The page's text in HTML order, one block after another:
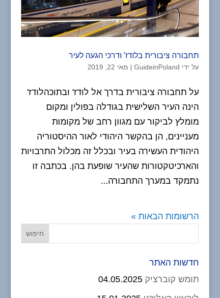
תחבורה ציבורית בלודז' ודרכי הגעה לעיר
על ידי GuideinPoland
| מאי 22, 2019
על תחבורה ציבורית בדרך אל לודז' ובתוכהלודז'
הינה העיר השלישית בגודלה בפולין ומקום
מומלץ לביקור עם מגוון רחב של מקומות
מעניינים, הן בהקשר היהודי לאור ההיסטוריה
היהודית העשירה בעיר ובכלל זה מכלול התרבויות
והארכיטקטורות שהעיר שופעת בהן. בכתבה זו
נתמקד במערך התחבורה...
הרשומות הבאות »
חדשות האתר
תומש קוברציק 04.05.2025